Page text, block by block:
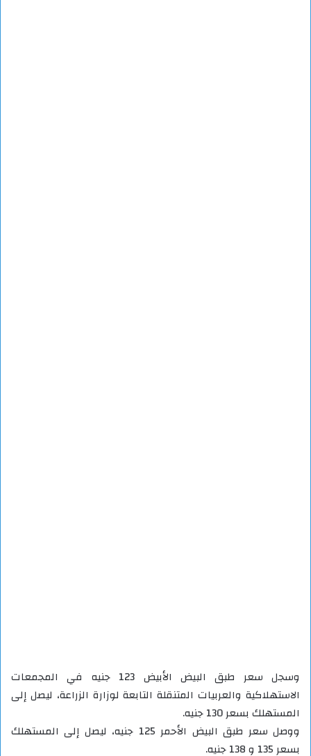
وسجل سعر طبق البيض الأبيض 123 جنيه في المجمعات
الاستهلاكية والعربيات المتنقلة التابعة لوزارة الزراعة، ليصل إلى
المستهلك بسعر 130 جنيه.
ووصل سعر طبق البيض الأحمر 125 جنيه، ليصل إلى المستهلك
بسعر 135 و 138 جنيه.